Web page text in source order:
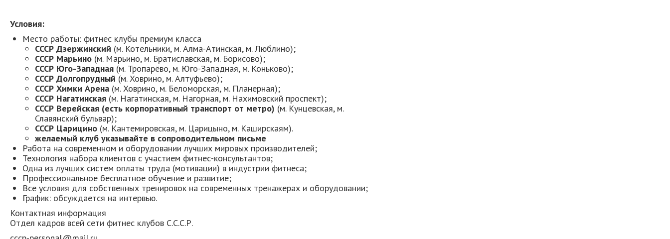
Условия:
Место работы: фитнес клубы премиум класса
СССР Дзержинский (м. Котельники, м. Алма-Атинская, м. Люблино);
СССР Марьино (м. Марьино, м. Братиславская, м. Борисово);
СССР Юго-Западная (м. Тропарёво, м. Юго-Западная, м. Коньково);
СССР Долгопрудный (м. Ховрино, м. Алтуфьево);
СССР Химки Арена (м. Ховрино, м. Беломорская, м. Планерная);
СССР Нагатинская (м. Нагатинская, м. Нагорная, м. Нахимовский проспект);
СССР Верейская (есть корпоративный транспорт от метро) (м. Кунцевская, м.
Славянский бульвар);
СССР Царицино (м. Кантемировская, м. Царицыно, м. Каширскаям).
желаемый клуб указывайте в сопроводительном письме
Работа на современном и оборудовании лучших мировых производителей;
Технология набора клиентов с участием фитнес-консультантов;
Одна из лучших систем оплаты труда (мотивации) в индустрии фитнеса;
Профессиональное бесплатное обучение и развитие;
Все условия для собственных тренировок на современных тренажерах и оборудовании;
График: обсуждается на интервью.
Контактная информация
Отдел кадров всей сети фитнес клубов С.С.С.Р.